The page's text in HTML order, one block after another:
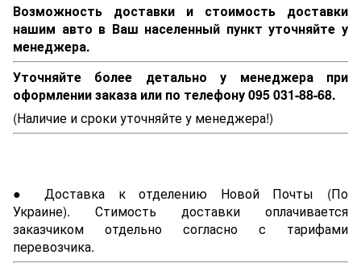
Возможность доставки и стоимость доставки
нашим авто в Ваш населенный пункт уточняйте у
менеджера.
Уточняйте более детально у менеджера при
оформлении заказа или по телефону 095 031-88-68.
(Наличие и сроки уточняйте у менеджера!)
● Доставка к отделению Новой Почты (По
Украине). Стимость доставки оплачивается
заказчиком отдельно согласно с тарифами
перевозчика.